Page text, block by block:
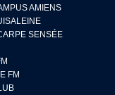
AMIENS
SENSÉE
FM